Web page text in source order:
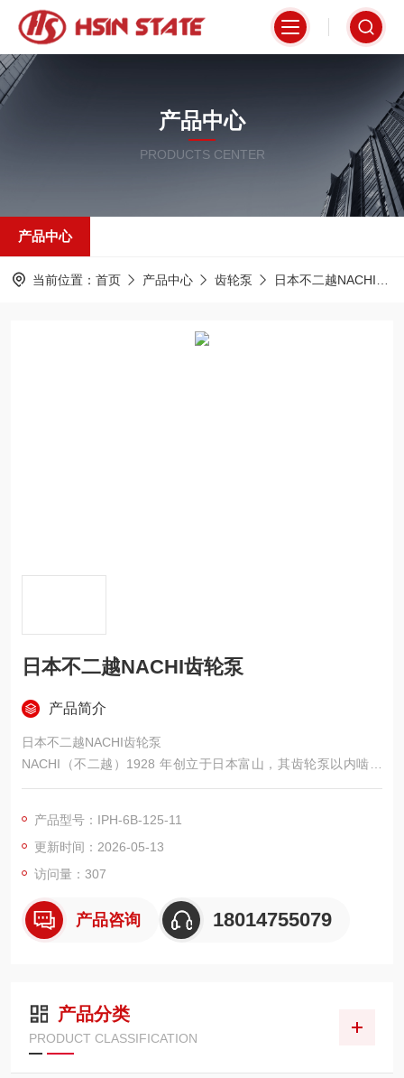
产品中心
PRODUCTS CENTER
产品中心
当前位置： 首页 产品中心 齿轮泵 日本不二越NACHI
日本不二越NACHI齿轮泵
产品简介
日本不二越NACHI齿轮泵
NACHI（不二越）1928 年创立于日本富山，其齿轮泵以内啮合
结构、高压低噪、高容积效率、抗污染强著称，核心为IPH 系
械等领域。
产品型号：IPH-6B-125-11
更新时间：2026-05-13
访问量：307
产品咨询 18014755079
产品分类
PRODUCT CLASSIFICATION